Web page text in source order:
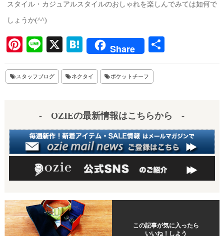
スタイル・カジュアルスタイルのおしゃれを楽しんでみては如何で
しょうか(^^)
Pi
nt
er
Li
ne
X
H
at
en
Share
有
スタッフブログ ネクタイ ポケットチーフ
- OZIEの最新情報はこちらから -
この記事が気に入ったら
いいね！しよう